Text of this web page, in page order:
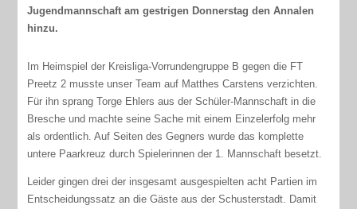
Jugendmannschaft am gestrigen Donnerstag den Annalen
hinzu.
Im Heimspiel der Kreisliga-Vorrundengruppe B gegen die FT
Preetz 2 musste unser Team auf Matthes Carstens verzichten.
Für ihn sprang Torge Ehlers aus der Schüler-Mannschaft in die
Bresche und machte seine Sache mit einem Einzelerfolg mehr
als ordentlich. Auf Seiten des Gegners wurde das komplette
untere Paarkreuz durch Spielerinnen der 1. Mannschaft besetzt.
Leider gingen drei der insgesamt ausgespielten acht Partien im
Entscheidungssatz an die Gäste aus der Schusterstadt. Damit